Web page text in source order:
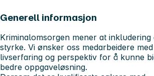
Generell informasjon
Kriminalomsorgen mener at
styrke. Vi ønsker oss medarbeidere
livserfaring og perspektiv for å kunne
bedre oppgaveløsning.